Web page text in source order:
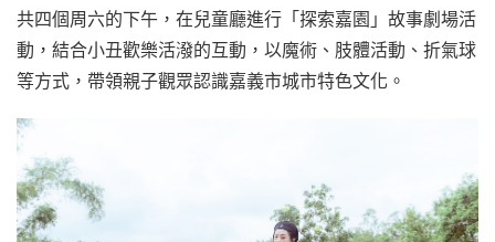
共四個周六的下午，在兒童廳進行「探索嘉園」故事劇場活
動，結合小丑歡樂活潑的互動，以魔術、肢體活動、折氣球
等方式，帶領親子觀眾認識嘉義市城市特色文化。